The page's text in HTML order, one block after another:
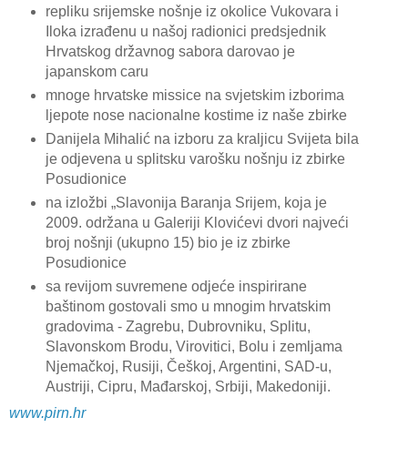
repliku srijemske nošnje iz okolice Vukovara i
Iloka izrađenu u našoj radionici predsjednik
Hrvatskog državnog sabora darovao je
japanskom caru
mnoge hrvatske missice na svjetskim izborima
ljepote nose nacionalne kostime iz naše zbirke
Danijela Mihalić na izboru za kraljicu Svijeta bila
je odjevena u splitsku varošku nošnju iz zbirke
Posudionice
na izložbi „Slavonija Baranja Srijem, koja je
2009. održana u Galeriji Klovićevi dvori najveći
broj nošnji (ukupno 15) bio je iz zbirke
Posudionice
sa revijom suvremene odjeće inspirirane
baštinom gostovali smo u mnogim hrvatskim
gradovima - Zagrebu, Dubrovniku, Splitu,
Slavonskom Brodu, Virovitici, Bolu i zemljama
Njemačkoj, Rusiji, Češkoj, Argentini, SAD-u,
Austriji, Cipru, Mađarskoj, Srbiji, Makedoniji.
www.pirn.hr